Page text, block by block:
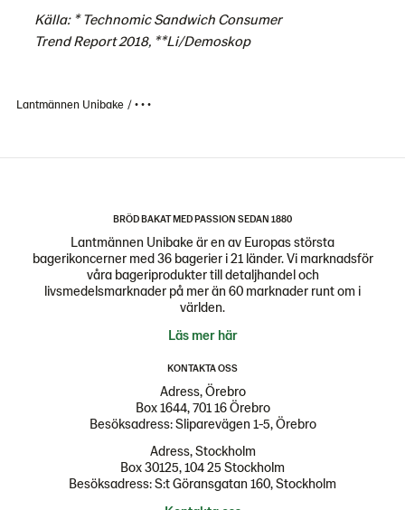
Källa: * Technomic Sandwich Consumer
Trend Report 2018, **Li/Demoskop
Lantmännen Unibake • • •
BRÖD BAKAT MED PASSION SEDAN 1880
Lantmännen Unibake är en av Europas största
bagerikoncerner med 36 bagerier i 21 länder. Vi marknadsför
våra bageriprodukter till detaljhandel och
livsmedelsmarknader på mer än 60 marknader runt om i
världen.
Läs mer här
KONTAKTA OSS
Adress, Örebro
Box 1644, 701 16 Örebro
Besöksadress: Sliparevägen 1-5, Örebro
Adress, Stockholm
Box 30125, 104 25 Stockholm
Besöksadress: S:t Göransgatan 160, Stockholm